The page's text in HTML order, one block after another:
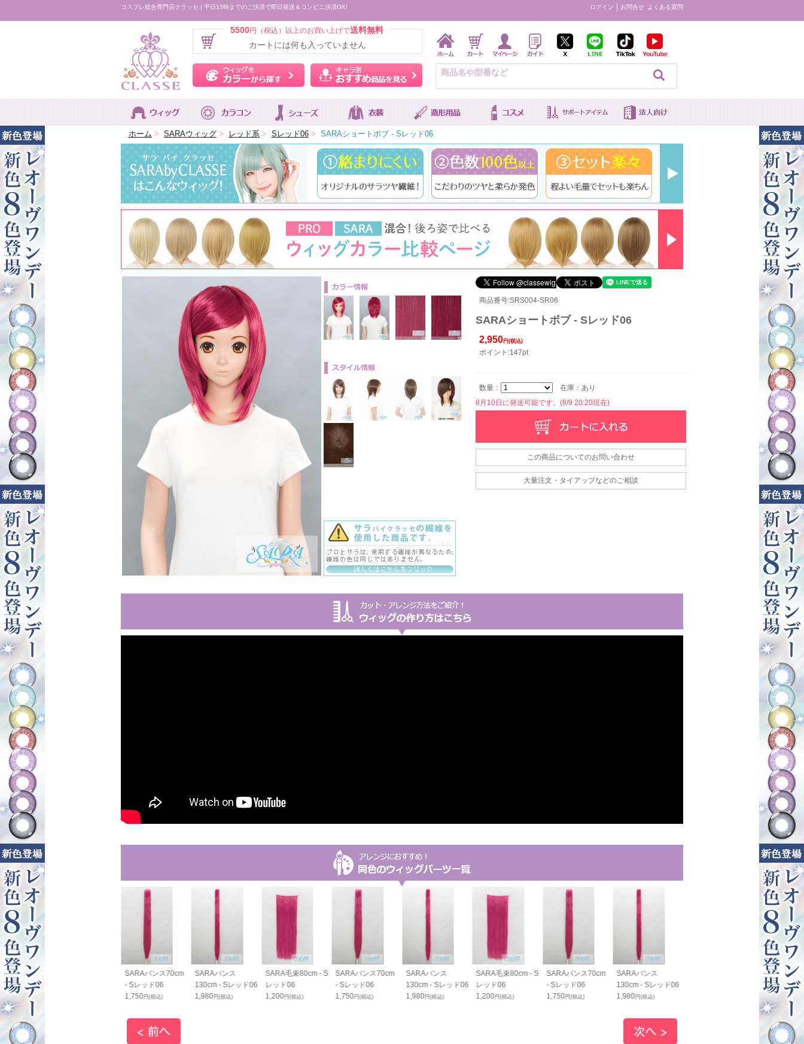
コスプレ総合専門店クラッセ | 平日15時までのご決済で即日発送＆コンビニ決済OK! ログイン お問合せ よくある質問
5500円（税込）以上のお買い上げで送料無料
カートには何も入っていません
ウィッグをカラーから探す キャラ別おすすめ商品を見る
ホーム > SARAウィッグ > レッド系 > Sレッド06 > SARAショートボブ - Sレッド06
商品番号:SRS004-SR06
SARAショートボブ - Sレッド06
2,950 円(税込)
ポイント:147pt
数量：
在庫：あり
8月10日に発送可能です。(8/9 20:20現在)
この商品についてのお問い合わせ
大量注文・タイアップなどのご相談
SARAバンス70cm
- Sレッド06
1,750 円(税込)
SARAバンス
130cm - Sレッド06
1,980 円(税込)
SARA毛束80cm - S
レッド06
1,200 円(税込)
SARAバンス70cm
- Sレッド06
1,750 円(税込)
SARAバンス
130cm - Sレッド06
1,980 円(税込)
SARA毛束80cm - S
レッド06
1,200 円(税込)
SARAバンス70cm
- Sレッド06
1,750 円(税込)
SARAバンス
130cm - Sレッド06
1,980 円(税込)